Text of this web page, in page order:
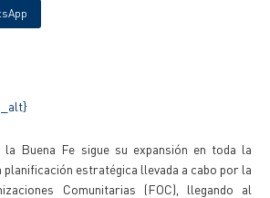
Buena Fe sigue su expansión en toda la
planificación estratégica llevada a cabo por la
Comunitarias (FOC), llegando al